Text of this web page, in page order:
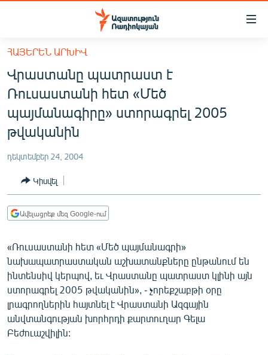
Մատչելիության
հիմնական
բովանդակությանը
Անցնել
հիմնական
մենյուին
Որոնում
ՀԱՅԱՍՏԱՆ
ՔԱՂԱՔԱԿԱՆ
ԸՆՏՐՈՒԹՅՈՒՆՆԵՐ 2026
ՏՆՏԵՍՈՒԹՅՈՒՆ
ՂԱՐԱԲԱՂ
ՏԱՐԱԾԱՇՐՋԱՆ
ՄԻՋԱԶԳԱՅԻՆ
ՄՇԱԿՈՒՅԹ
ՍՊՈՐՏ
ՄԵԿՆԱԲԱՆՈՒԹՅՈՒՆ
ՀԱՅԵՐԵՆ ԱՐԽԻՎ
Վրաստանը պատրաստ է
Ռուսաստանի հետ «Մեծ
պայմանագիրը» ստորագրել 2005
թվականին
դեկտեմբեր 24, 2004
Կիսվել
Ավելացրեք մեզ Google-ում
«Ռուսաստանի հետ «Մեծ պայմանագրի»
նախապատրաստական աշխատանքները ընթանում են
ինտենսիվ կերպով, եւ Վրաստանը պատրաստ կլինի այն
ստորագրել 2005 թվականին», - չորեքշաբթի օրը
լրագրողներին հայտնել է Վրաստանի Ազգային
անվտանգության խորհրդի քարտուղար Գելա
Բեժուաշվիլին: